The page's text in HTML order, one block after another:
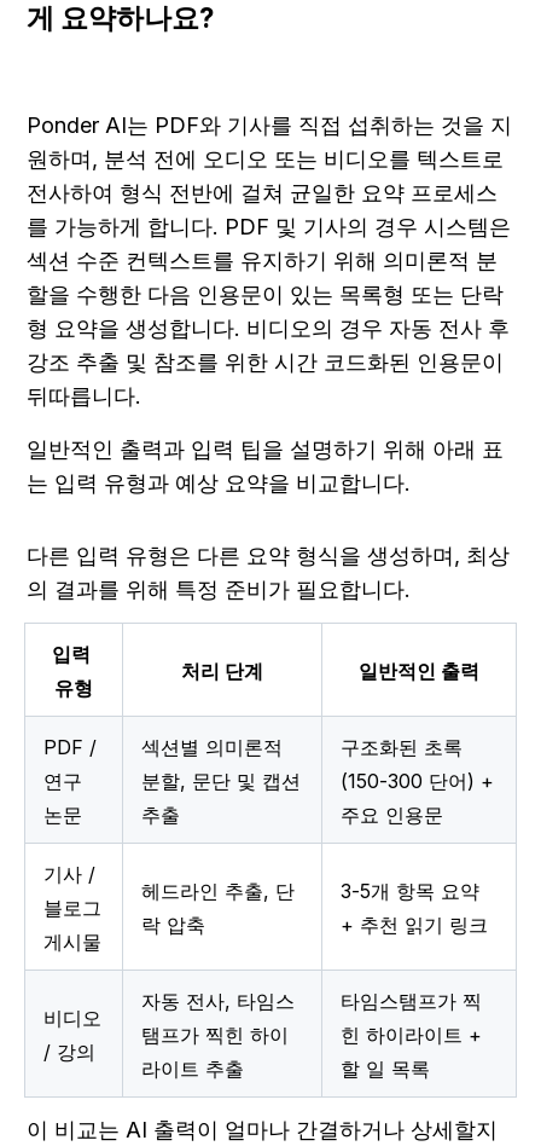
게 요약하나요?
Ponder AI는 PDF와 기사를 직접 섭취하는 것을 지
원하며, 분석 전에 오디오 또는 비디오를 텍스트로
전사하여 형식 전반에 걸쳐 균일한 요약 프로세스
를 가능하게 합니다. PDF 및 기사의 경우 시스템은
섹션 수준 컨텍스트를 유지하기 위해 의미론적 분
할을 수행한 다음 인용문이 있는 목록형 또는 단락
형 요약을 생성합니다. 비디오의 경우 자동 전사 후
강조 추출 및 참조를 위한 시간 코드화된 인용문이
뒤따릅니다.
일반적인 출력과 입력 팁을 설명하기 위해 아래 표
는 입력 유형과 예상 요약을 비교합니다.
다른 입력 유형은 다른 요약 형식을 생성하며, 최상
의 결과를 위해 특정 준비가 필요합니다.
입력
유형
처리 단계 일반적인 출력
PDF /
연구
논문
섹션별 의미론적
분할, 문단 및 캡션
추출
구조화된 초록
(150-300 단어) +
주요 인용문
기사 /
블로그
게시물
헤드라인 추출, 단
락 압축
3-5개 항목 요약
+ 추천 읽기 링크
비디오
/ 강의
자동 전사, 타임스
탬프가 찍힌 하이
라이트 추출
타임스탬프가 찍
힌 하이라이트 +
할 일 목록
이 비교는 AI 출력이 얼마나 간결하거나 상세할지